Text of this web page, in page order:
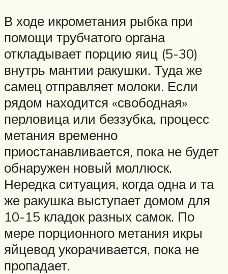
В ходе икрометания рыбка при
помощи трубчатого органа
откладывает порцию яиц (5-30)
внутрь мантии ракушки. Туда же
самец отправляет молоки. Если
рядом находится «свободная»
перловица или беззубка, процесс
метания временно
приостанавливается, пока не будет
обнаружен новый моллюск.
Нередка ситуация, когда одна и та
же ракушка выступает домом для
10-15 кладок разных самок. По
мере порционного метания икры
яйцевод укорачивается, пока не
пропадает.